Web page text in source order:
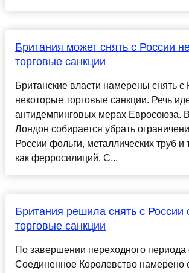
Британия может снять с России
торговые санкции
Британские власти намерены снять с
некоторые торговые санкции. Речь
антидемпинговых мерах Евросоюза. В
Лондон собирается убрать
России фольги, металлических труб и
как ферросилиций. С...
Британия решила снять с России
торговые санкции
По завершении переходного
Соединенное Королевство намерено